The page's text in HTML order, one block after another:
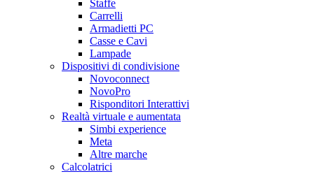
Staffe
Carrelli
Armadietti PC
Casse e Cavi
Lampade
Dispositivi di condivisione
Novoconnect
NovoPro
Risponditori Interattivi
Realtà virtuale e aumentata
Simbi experience
Meta
Altre marche
Calcolatrici